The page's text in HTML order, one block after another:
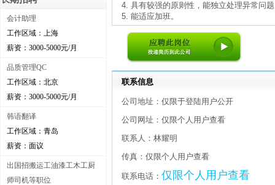
会计助理
工作区域：上海
薪资：3000-5000元/月
品质管理QC
工作区域：北京
薪资：3000-5000元/月
韩语翻译
工作区域：青岛
薪资：面议
出国招搬运工油漆工木工厨
师司机等职位
4. 具有较强的原则性，能独立处理异常问
5. 能适应加班。
联系信息
公司地址：仅限于登陆用户公开
公司网址：仅限个人用户查看
联系人：林耀明
传真：仅限个人用户查看
联系电话： 仅限个人用户查看